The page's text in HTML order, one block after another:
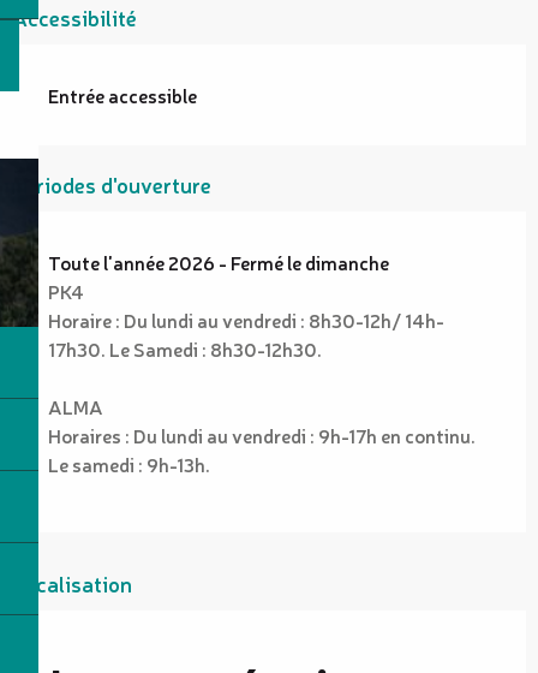
Accessibilité
Entrée accessible
Périodes d'ouverture
Toute l'année 2026 - Fermé le dimanche
PK4
Horaire : Du lundi au vendredi : 8h30-12h/ 14h-
17h30. Le Samedi : 8h30-12h30.
ALMA
Horaires : Du lundi au vendredi : 9h-17h en continu.
Le samedi : 9h-13h.
Localisation